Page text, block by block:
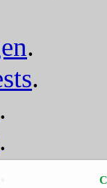
.
.
.
.